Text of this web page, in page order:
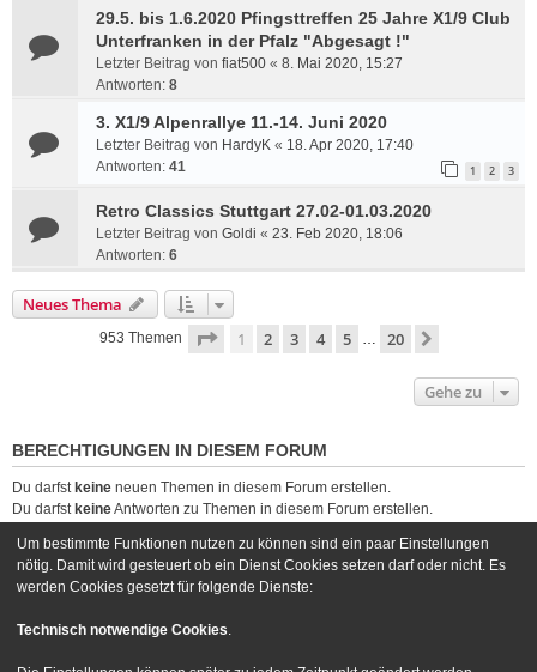
29.5. bis 1.6.2020 Pfingsttreffen 25 Jahre X1/9 Club
Unterfranken in der Pfalz "Abgesagt !"
Letzter Beitrag von fiat500 « 8. Mai 2020, 15:27
Antworten: 8
3. X1/9 Alpenrallye 11.-14. Juni 2020
Letzter Beitrag von HardyK « 18. Apr 2020, 17:40
Antworten: 41 1 2 3
Retro Classics Stuttgart 27.02-01.03.2020
Letzter Beitrag von Goldi « 23. Feb 2020, 18:06
Antworten: 6
Neues Thema
953 Themen Seite 1von 20
1 2 3 4 5 … 20
Gehe zu
BERECHTIGUNGEN IN DIESEM FORUM
Du darfst keine neuen Themen in diesem Forum erstellen.
Du darfst keineAntworten zu Themen in diesem Forum erstellen.
Du darfst deine Beiträge in diesem Forumnichtlöschen.
Du darfstkeineDateianhänge in diesem Forum erstellen.
Foren-Übersicht Kontakt
Powered byphpBB® Forum Software © phpBB Limited
Um bestimmte Funktionen nutzen zu können sind ein paar Einstellungen
nötig. Damit wird gesteuert ob ein Dienst Cookies setzen darf oder nicht. Es
werden Cookies gesetzt für folgende Dienste:
Technisch notwendige Cookies.